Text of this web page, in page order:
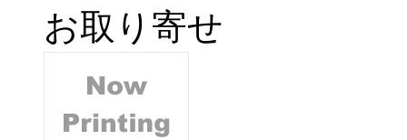
お取り寄せ